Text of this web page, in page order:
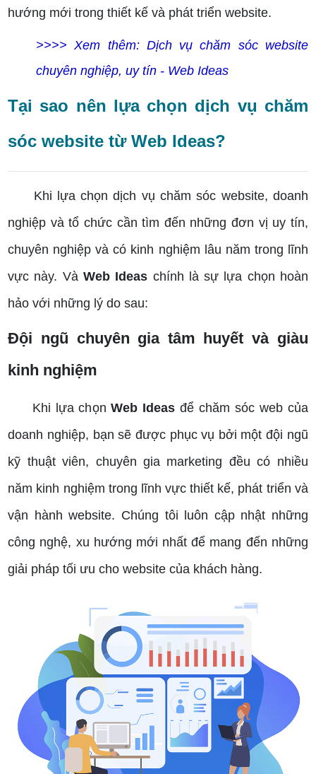
hướng mới trong thiết kế và phát triển website.
>>>> Xem thêm: Dịch vụ chăm sóc website
chuyên nghiệp, uy tín - Web Ideas
Tại sao nên lựa chọn dịch vụ chăm
sóc website từ Web Ideas?
Khi lựa chọn dịch vụ chăm sóc website, doanh
nghiệp và tổ chức cần tìm đến những đơn vị uy tín,
chuyên nghiệp và có kinh nghiệm lâu năm trong lĩnh
vực này. Và Web Ideas chính là sự lựa chọn hoàn
hảo với những lý do sau:
Đội ngũ chuyên gia tâm huyết và giàu
kinh nghiệm
Khi lựa chọnWeb Ideas để chăm sóc web của
doanh nghiệp, bạn sẽ được phục vụ bởi một đội ngũ
kỹ thuật viên, chuyên gia marketing đều có nhiều
năm kinh nghiệm trong lĩnh vực thiết kế, phát triển và
vận hành website. Chúng tôi luôn cập nhật những
công nghệ, xu hướng mới nhất để mang đến những
giải pháp tối ưu cho website của khách hàng.